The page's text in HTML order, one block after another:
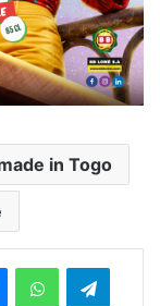
in Togo
MessengerWhatsAppTelegram